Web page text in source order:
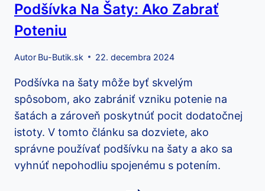
Podšívka Na Šaty: Ako Zabrať
Poteniu
Autor Bu-Butik.sk 22. decembra 2024
Podšívka na šaty môže byť skvelým
spôsobom, ako zabrániť vzniku potenie na
šatách a zároveň poskytnúť pocit dodatočnej
istoty. V tomto článku sa dozviete, ako
správne používať podšívku na šaty a ako sa
vyhnúť nepohodliu spojenému s potením.